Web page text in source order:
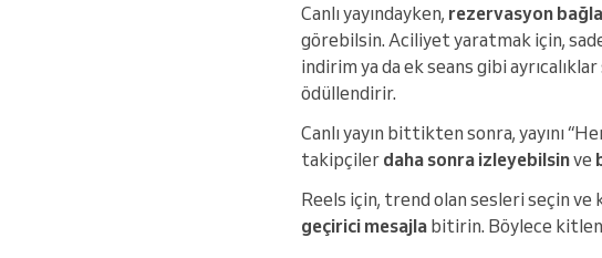
Canlı yayındayken, rezervasyon
görebilsin. Aciliyet yaratmak için,
indirim ya da ek seans gibi
ödüllendirir.
Canlı yayın bittikten sonra, yayını
takipçiler daha sonra izleyebilsinve
Reels için, trend olan sesleri seçin
geçirici mesajla bitirin. Böylece